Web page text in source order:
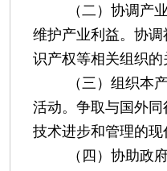
（二）协调产
维护产业利益。协
识产权等相关组织的
（三）组织本
活动。争取与国外同
技术进步和管理的现
（四）协助政